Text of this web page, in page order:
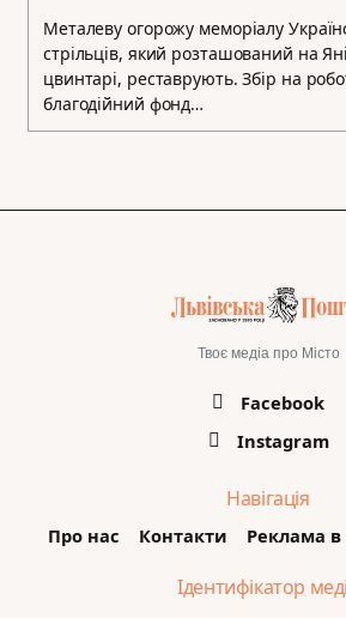
Металеву огорожу меморіалу
стрільців, який розташований на
цвинтарі, реставрують. Збір на
благодійний фонд…
Твоє медіа про Місто
Facebook
Instagram
Навігація
Про нас Контакти Реклама в
Ідентифікатор